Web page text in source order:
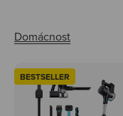
BESTSELLER